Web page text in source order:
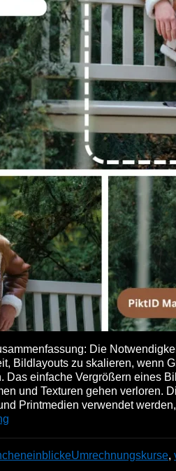
Die
Bildlayouts zu skalieren, wenn
einfache Vergrößern eines
und Texturen gehen verloren.
Printmedien verwendet
Umrechnungskurse